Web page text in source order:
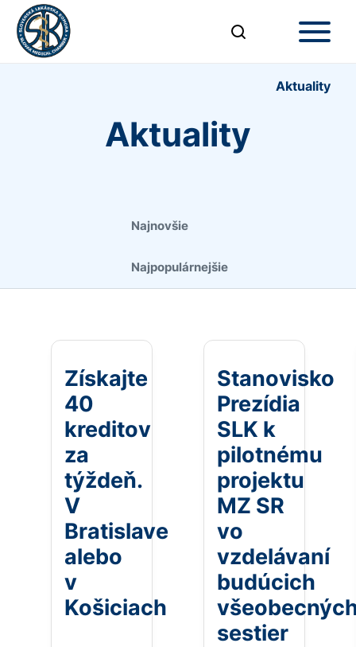
Aktuality
Aktuality
Najnovšie
Najpopulárnejšie
Získajte
40
kreditov
za
týždeň.
V
Bratislave
alebo
v
Košiciach
Stanovisko
Prezídia
SLK k
pilotnému
projektu
MZ SR
vo
vzdelávaní
budúcich
sestier